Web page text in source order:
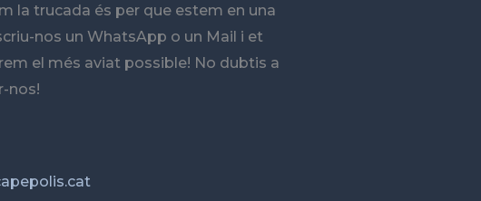
la trucada és per que estem en una
nos un WhatsApp o un Mail i et
el més aviat possible! No dubtis a
nos!